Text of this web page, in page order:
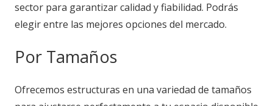
sector para garantizar calidad y fiabilidad. Podrás
elegir entre las mejores opciones del mercado.
Por Tamaños
Ofrecemos estructuras en una variedad de tamaños